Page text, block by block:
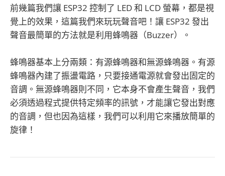
前幾篇我們讓 ESP32 控制了 LED 和 LCD 螢幕，都是視
覺上的效果，這篇我們來玩玩聲音吧！讓 ESP32 發出
聲音最簡單的方法就是利用蜂鳴器（Buzzer）。
蜂鳴器基本上分兩類：有源蜂鳴器和無源蜂鳴器。有源
蜂鳴器內建了振盪電路，只要接通電源就會發出固定的
音調。無源蜂鳴器則不同，它本身不會產生聲音，我們
必須透過程式提供特定頻率的訊號，才能讓它發出對應
的音調，但也因為這樣，我們可以利用它來播放簡單的
旋律！